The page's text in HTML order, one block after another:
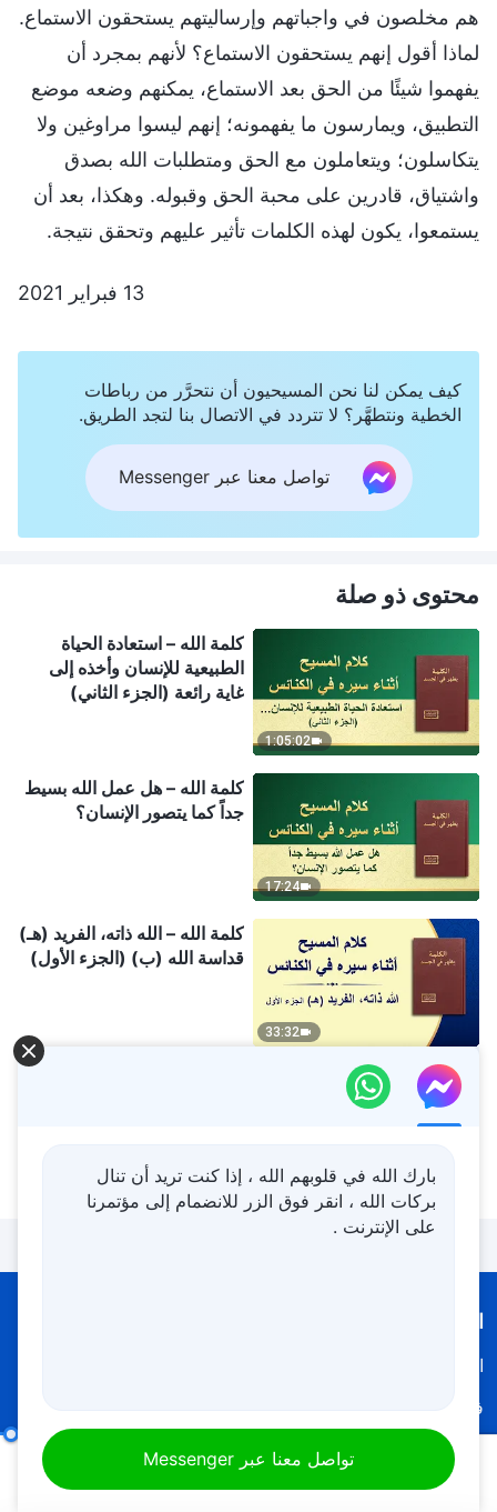
هم مخلصون في واجباتهم وإرساليتهم يستحقون الاستماع.
لماذا أقول إنهم يستحقون الاستماع؟ لأنهم بمجرد أن
يفهموا شيئًا من الحق بعد الاستماع، يمكنهم وضعه موضع
التطبيق، ويمارسون ما يفهمونه؛ إنهم ليسوا مراوغين ولا
يتكاسلون؛ ويتعاملون مع الحق ومتطلبات الله بصدق
واشتياق، قادرين على محبة الحق وقبوله. وهكذا، بعد أن
يستمعوا، يكون لهذه الكلمات تأثير عليهم وتحقق نتيجة.
13 فبراير 2021
كيف يمكن لنا نحن المسيحيون أن نتحرَّر من رباطات
الخطية ونتطهَّر؟ لا تتردد في الاتصال بنا لتجد الطريق.
تواصل معنا عبر Messenger
محتوى ذو صلة
1:05:02
كلمة الله – استعادة الحياة
الطبيعية للإنسان وأخذه إلى
غاية رائعة (الجزء الثاني)
17:24
كلمة الله – هل عمل الله بسيط
جداً كما يتصور الإنسان؟
33:32
كلمة الله – الله ذاته، الفريد (هـ)
قداسة الله (ب) (الجزء الأول)
23:21
القائمة
الصفحة الرئيسية
فيديوهات
قراءات
شهادات
العصر الجديد
بارك الله في قلوبهم الله ، إذا كنت تريد أن تنال
بركات الله ، انقر فوق الزر للانضمام إلى مؤتمرنا
على الإنترنت .
تواصل معنا عبر Messenger
مسؤوليات القادة والعاملين (4)
القسم الرابع